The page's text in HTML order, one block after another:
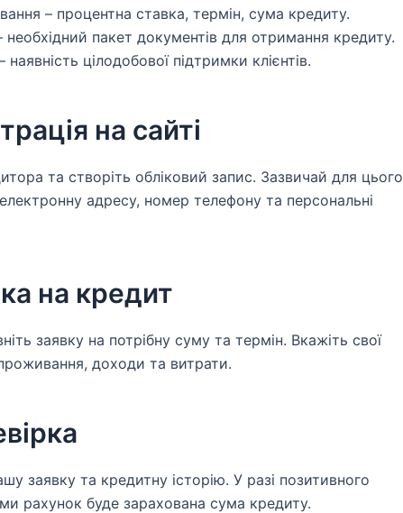
– процентна ставка, термін, сума кредиту.
необхідний пакет документів для отримання кредиту.
наявність цілодобової підтримки клієнтів.
на сайті
та створіть обліковий запис. Зазвичай для цього
адресу, номер телефону та персональні
на кредит
заявку на потрібну суму та термін. Вкажіть свої
доходи та витрати.
заявку та кредитну історію. У разі позитивного
рахунок буде зарахована сума кредиту.